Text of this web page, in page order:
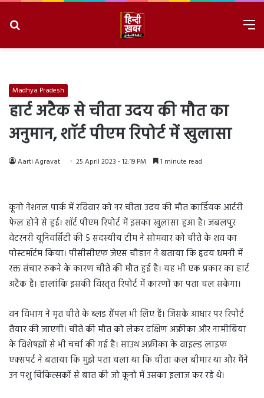
Madhya Pradesh
हार्ट अटैक से चीता उदय की मौत का
अनुमान, शॉर्ट पीएम रिपोर्ट में खुलासा
Aarti Agravat 25 April 2023 - 12:19 PM 1 minute read
कूनो नेशनल पार्क में रविवार को नर चीता उदय की मौत कार्डियक आर्टरी
फेल होने से हुई। शॉर्ट पीएम रिपोर्ट में इसका खुलासा हुआ है। जबलपुर
वेटरनरी यूनिवर्सिटी की 5 सदस्यीय टीम ने सोमवार को चीते के शव का
पोस्टमॉर्टम किया। पीसीसीएफ जेएस चौहान ने बताया कि हृदय धमनी में
रक्त संचार रुकने के कारण चीते की मौत हुई है। यह भी एक प्रकार का हार्ट
अटैक है। हालांकि इसकी विस्तृत रिपोर्ट में कारणों का पता चल सकेगा।
वन विभाग ने मृत चीते के ब्लड सैंपल भी लिए हैं। जिसके आधार पर रिपोर्ट
तैयार की जाएगी। चीते की मौत को लेकर दक्षिण अफ्रीका और नामीबिया
के विशेषज्ञों से भी चर्चा की गई है। साउथ अफ्रीका के वाइल्ड लाइफ
एक्सपर्ट ने बताया कि मुझे पता चला था कि चीता कल बीमार था और मैंने
उन पशु चिकित्सकों से बात की जो कूनो में उसका इलाज कर रहे थे।